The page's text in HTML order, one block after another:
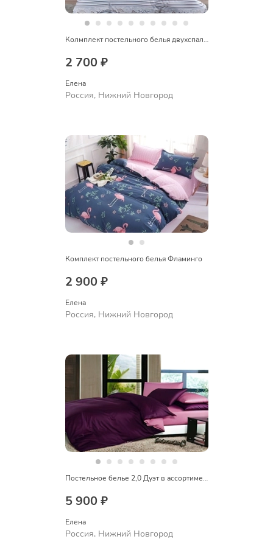
Колмплект постельного белья двухспальный
2 700 ₽
Елена
Россия, Нижний Новгород
Комплект постельного белья Фламинго
2 900 ₽
Елена
Россия, Нижний Новгород
Постельное белье 2,0 Дуэт в ассортименте
5 900 ₽
Елена
Россия, Нижний Новгород